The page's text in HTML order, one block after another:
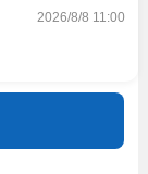
2026/8/8 11:00